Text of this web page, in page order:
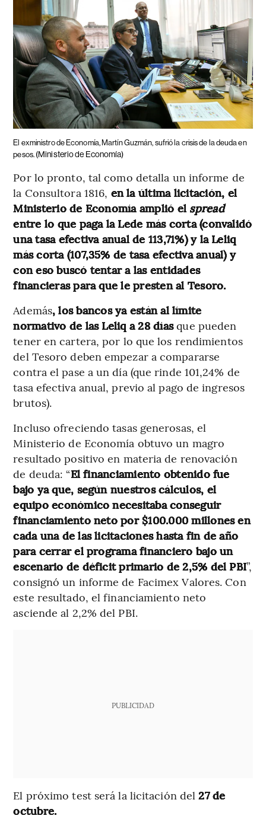
El exministro de Economía, Martín Guzmán, sufrió la crisis de la deuda en
pesos. (Ministerio de Economía)
Por lo pronto, tal como detalla un informe de
la Consultora 1816, en la última licitación, el
Ministerio de Economía amplió el spread
entre lo que paga la Lede más corta (convalidó
una tasa efectiva anual de 113,71%) y la Leliq
más corta (107,35% de tasa efectiva anual) y
con eso buscó tentar a las entidades
financieras para que le presten al Tesoro.
Además, los bancos ya están al límite
normativo de las Leliq a 28 díasque pueden
tener en cartera, por lo que los rendimientos
del Tesoro deben empezar a compararse
contra el pase a un día (que rinde 101,24% de
tasa efectiva anual, previo al pago de ingresos
brutos).
Incluso ofreciendo tasas generosas, el
Ministerio de Economía obtuvo un magro
resultado positivo en materia de renovación
de deuda: “El financiamiento obtenido fue
bajo ya que, según nuestros cálculos, el
equipo económico necesitaba conseguir
financiamiento neto por $100.000 millones en
cada una de las licitaciones hasta fin de año
para cerrar el programa financiero bajo un
escenario de déficit primario de 2,5% del PBI”,
consignó un informe de Facimex Valores. Con
este resultado, el financiamiento neto
asciende al 2,2% del PBI.
PUBLICIDAD
El próximo test será la licitación del27 de
octubre.